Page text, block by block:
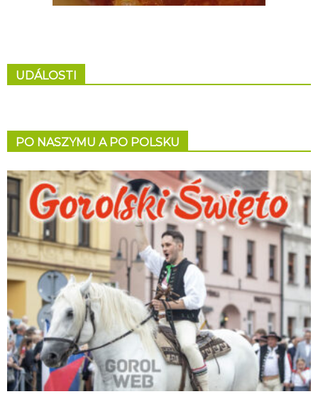
UDÁLOSTI
PO NASZYMU A PO POLSKU